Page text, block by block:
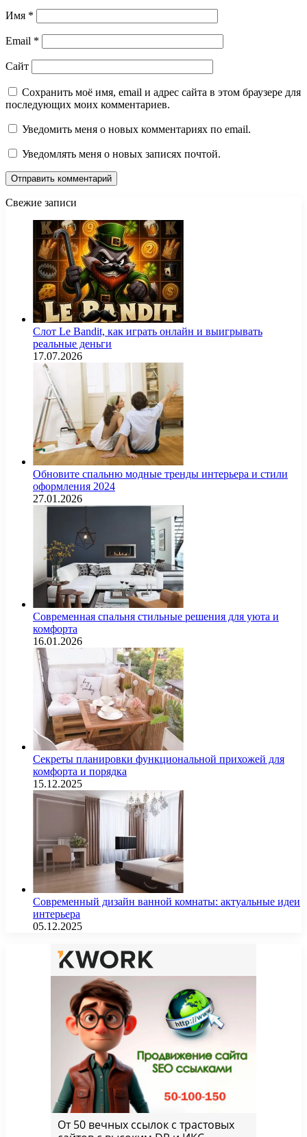
Имя *
Email *
Сайт
Сохранить моё имя, email и адрес сайта в этом браузере для
последующих моих комментариев.
Уведомить меня о новых комментариях по email.
Уведомлять меня о новых записях почтой.
Свежие записи
Слот Le Bandit, как играть онлайн и выигрывать
реальные деньги
17.07.2026
Обновите спальню модные тренды интерьера и стили
оформления 2024
27.01.2026
Современная спальня стильные решения для уюта и
комфорта
16.01.2026
Секреты планировки функциональной прихожей для
комфорта и порядка
15.12.2025
Современный дизайн ванной комнаты: актуальные идеи
интерьера
05.12.2025